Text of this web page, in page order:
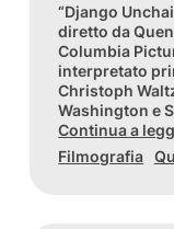
“Django
diretto da
Columbia
interpretato
Christoph
Washington e
Continua a
Filmografia